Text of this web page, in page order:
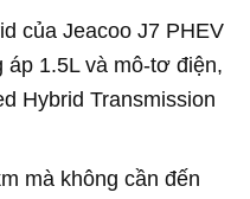
của Jeacoo J7 PHEV
áp 1.5L và mô-tơ điện,
Hybrid Transmission
mà không cần đến